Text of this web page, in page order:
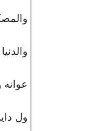
ول